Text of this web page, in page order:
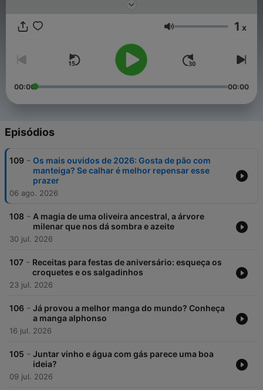
Volume 1 x
00:00 00:00
Episódios
109 - Os mais ouvidos de 2026: Gosta de pão com
manteiga? Se calhar é melhor repensar esse
prazer
06 ago. 2026
108 - A magia de uma oliveira ancestral, a árvore
milenar que nos dá sombra e azeite
30 jul. 2026
107 - Receitas para festas de aniversário: esqueça os
croquetes e os salgadinhos
23 jul. 2026
106 - Já provou a melhor manga do mundo? Conheça
a manga alphonso
16 jul. 2026
105 - Juntar vinho e água com gás parece uma boa
ideia?
09 jul. 2026